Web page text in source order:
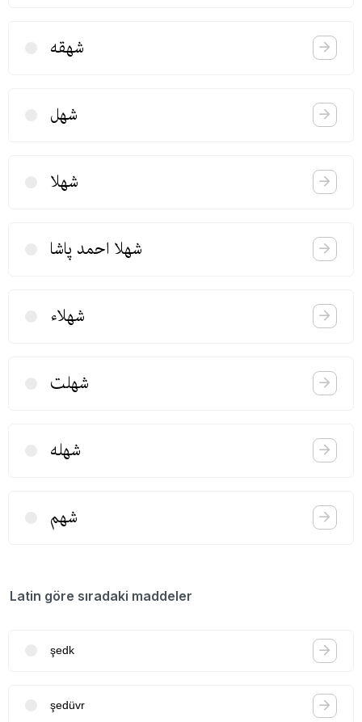
شهقه
شهل
شهلا
شهلا احمد پاشا
شهلاء
شهلت
شهله
شهم
Latin göre sıradaki maddeler
şedk
şedüvr